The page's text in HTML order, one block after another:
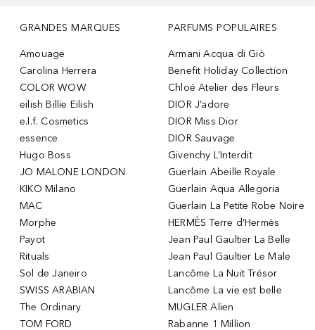
GRANDES MARQUES
Amouage
Carolina Herrera
COLOR WOW
eilish Billie Eilish
e.l.f. Cosmetics
essence
Hugo Boss
JO MALONE LONDON
KIKO Milano
MAC
Morphe
Payot
Rituals
Sol de Janeiro
SWISS ARABIAN
The Ordinary
TOM FORD
PARFUMS POPULAIRES
Armani Acqua di Giò
Benefit Holiday Collection
Chloé Atelier des Fleurs
DIOR J’adore
DIOR Miss Dior
DIOR Sauvage
Givenchy L’Interdit
Guerlain Abeille Royale
Guerlain Aqua Allegoria
Guerlain La Petite Robe Noire
HERMÈS Terre d’Hermès
Jean Paul Gaultier La Belle
Jean Paul Gaultier Le Male
Lancôme La Nuit Trésor
Lancôme La vie est belle
MUGLER Alien
Rabanne 1 Million